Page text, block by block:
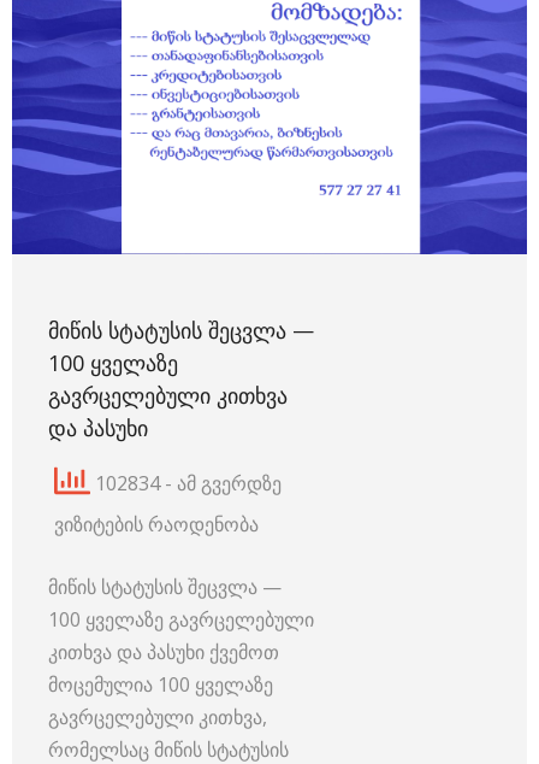
ᲛᲘᲬᲘᲡ ᲡᲢᲐᲢᲣᲡᲘᲡ ᲨᲔᲪᲕᲚᲐ —
100 ᲧᲕᲔᲚᲐᲖᲔ
ᲒᲐᲕᲠᲪᲔᲚᲔᲑᲣᲚᲘ ᲙᲘᲗᲮᲕᲐ
ᲓᲐ ᲞᲐᲡᲣᲮᲘ
102834 - ამ გვერდზე
ვიზიტების რაოდენობა
მიწის სტატუსის შეცვლა —
100 ყველაზე გავრცელებული
კითხვა და პასუხი ქვემოთ
მოცემულია 100 ყველაზე
გავრცელებული კითხვა,
რომელსაც მიწის სტატუსის